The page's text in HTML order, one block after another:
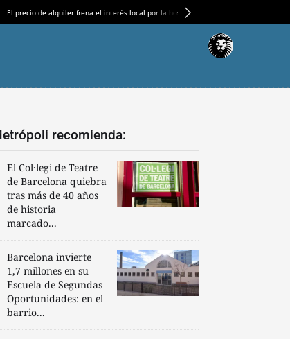
El precio de alquiler frena el interés local por la hostelería
recomienda:
El Col·legi de Teatre
de Barcelona quiebra
tras más de 40 años
de historia
marcado...
Barcelona invierte
1,7 millones en su
Escuela de Segundas
Oportunidades: en el
barrio...